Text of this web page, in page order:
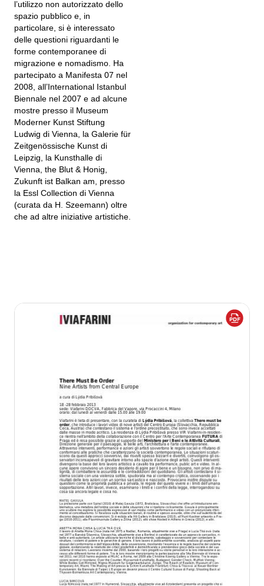
l’utilizzo non autorizzato dello
spazio pubblico e, in
particolare, si è interessato
delle questioni riguardanti le
forme contemporanee di
migrazione e nomadismo. Ha
partecipato a Manifesta 07 nel
2008, all’International Istanbul
Biennale nel 2007 e ad alcune
mostre presso il Museum
Moderner Kunst Stiftung
Ludwig di Vienna, la Galerie für
Zeitgenössische Kunst di
Leipzig, la Kunsthalle di
Vienna, the Blut & Honig,
Zukunft ist Balkan am, presso
la Essl Collection di Vienna
(curata da H. Szeemann) oltre
che ad altre iniziative artistiche.